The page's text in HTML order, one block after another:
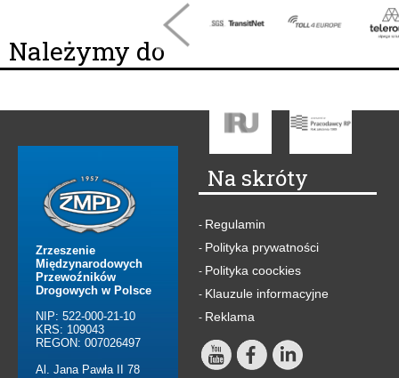
Należymy do
Zrzeszenie
Międzynarodowych
Przewoźników
Drogowych w Polsce
NIP: 522-000-21-10
KRS: 109043
REGON: 007026497
Al. Jana Pawła II 78
Na skróty
- Regulamin
- Polityka prywatności
- Polityka coockies
- Klauzule informacyjne
- Reklama